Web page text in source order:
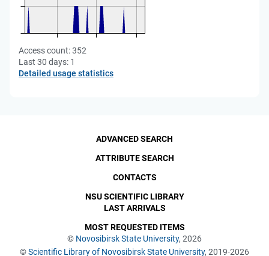
Access count:352
Last 30 days: 1
Detailed usage statistics
© Novosibirsk State University, 2026
©Scientific Library of Novosibirsk State University, 2019-2026
ADVANCED SEARCH
ATTRIBUTE SEARCH
CONTACTS
NSU SCIENTIFIC LIBRARY
LAST ARRIVALS
MOST REQUESTED ITEMS